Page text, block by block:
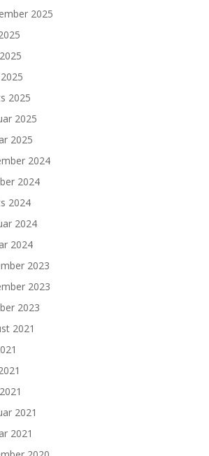
2025
2025
2025
2025
2024
2024
2024
2024
2024
2023
2023
2023
2021
2021
2021